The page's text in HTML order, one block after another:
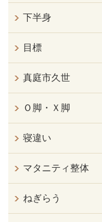
下半身
目標
真庭市久世
Ｏ脚・Ｘ脚
寝違い
マタニティ整体
ねぎらう